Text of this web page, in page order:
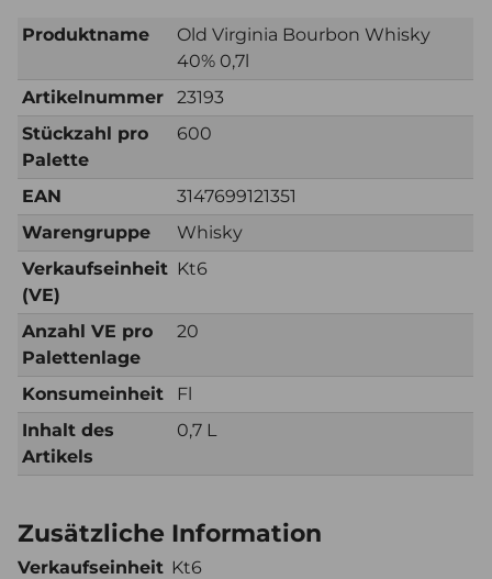
Produktname
Old Virginia Bourbon Whisky
40% 0,7l
Artikelnummer
23193
Stückzahl pro
Palette
600
EAN
3147699121351
Warengruppe
Whisky
Verkaufseinheit
(VE)
Kt6
Anzahl VE pro
Palettenlage
20
Konsumeinheit
Fl
Inhalt des
Artikels
0,7 L
Zusätzliche Information
Verkaufseinheit Kt6